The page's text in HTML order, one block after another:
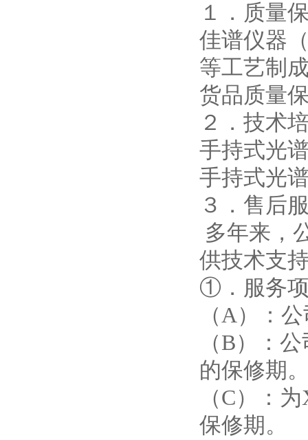
１．质量
佳谱仪器
等工艺制
货品质量
２．技术
手持式光
手持式光
３．售后
多年来，
供技术支
①．服务
（A）：
（B）：
的保修期
（C）：
保修期。